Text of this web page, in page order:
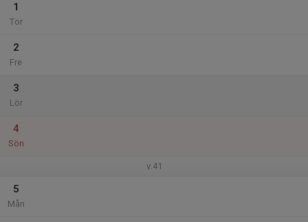
1
Tor
2
Fre
3
Lör
4
Sön
v.41
5
Mån